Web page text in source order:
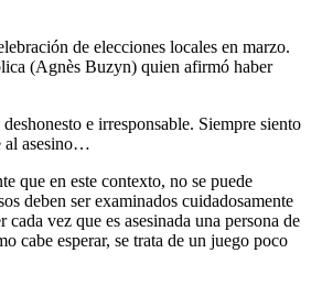
de elecciones locales en marzo.
(Agnès Buzyn) quien afirmó haber
e irresponsable. Siempre siento
al asesino…
que en este contexto, no se puede
deben ser examinados cuidadosamente
vez que es asesinada una persona de
cabe esperar, se trata de un juego poco